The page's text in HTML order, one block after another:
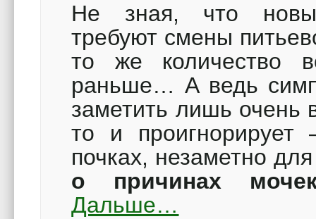
Не зная, что
требуют смены
то же количество
раньше… А ведь
заметить лишь очень
то и
почках, незаметно
о причинах
Дальше…